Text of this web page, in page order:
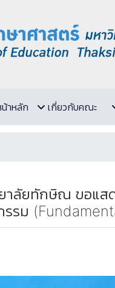
าหลัก เกี่ยวกับคณะ
ลัยทักษิณ ขอแส
รม